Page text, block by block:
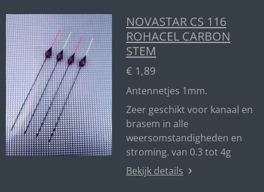
NOVASTAR CS 116
ROHACEL CARBON
STEM
€ 1,89
Antennetjes 1mm.
Zeer geschikt voor kanaal en
brasem in alle
weersomstandigheden en
stroming. van 0.3 tot 4g
Bekijk details